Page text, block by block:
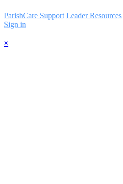
ParishCare Support Leader Resources
Sign in
×